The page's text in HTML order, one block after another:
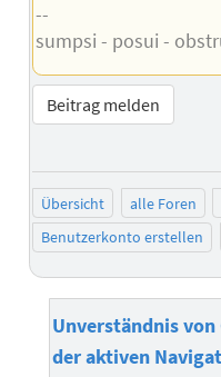
--
sumpsi - posui -
Beitrag melden
Übersicht alle Foren
Benutzerkonto erstellen
Unverständnis
der aktiven